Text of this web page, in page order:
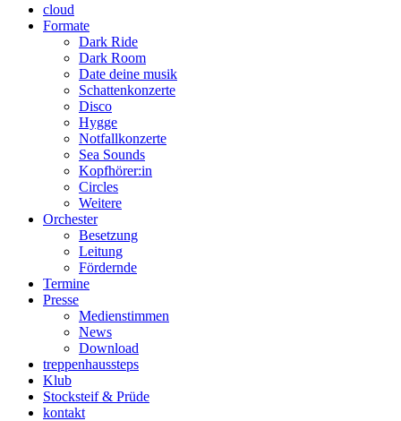
cloud
Formate
Dark Ride
Dark Room
Date deine musik
Schattenkonzerte
Disco
Hygge
Notfallkonzerte
Sea Sounds
Kopfhörer:in
Circles
Weitere
Orchester
Besetzung
Leitung
Fördernde
Termine
Presse
Medienstimmen
News
Download
treppenhaussteps
Klub
Stocksteif & Prüde
kontakt